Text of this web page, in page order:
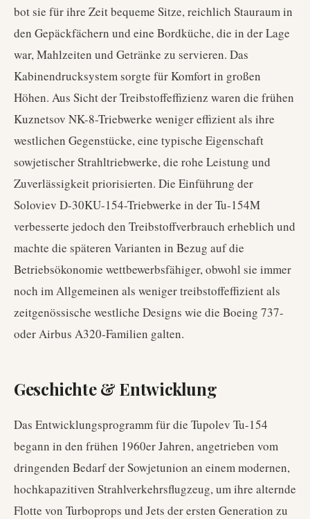
bot sie für ihre Zeit bequeme Sitze, reichlich Stauraum in
den Gepäckfächern und eine Bordküche, die in der Lage
war, Mahlzeiten und Getränke zu servieren. Das
Kabinendrucksystem sorgte für Komfort in großen
Höhen. Aus Sicht der Treibstoffeffizienz waren die frühen
Kuznetsov NK-8-Triebwerke weniger effizient als ihre
westlichen Gegenstücke, eine typische Eigenschaft
sowjetischer Strahltriebwerke, die rohe Leistung und
Zuverlässigkeit priorisierten. Die Einführung der
Soloviev D-30KU-154-Triebwerke in der Tu-154M
verbesserte jedoch den Treibstoffverbrauch erheblich und
machte die späteren Varianten in Bezug auf die
Betriebsökonomie wettbewerbsfähiger, obwohl sie immer
noch im Allgemeinen als weniger treibstoffeffizient als
zeitgenössische westliche Designs wie die Boeing 737-
oder Airbus A320-Familien galten.
Geschichte & Entwicklung
Das Entwicklungsprogramm für die Tupolev Tu-154
begann in den frühen 1960er Jahren, angetrieben vom
dringenden Bedarf der Sowjetunion an einem modernen,
hochkapazitiven Strahlverkehrsflugzeug, um ihre alternde
Flotte von Turboprops und Jets der ersten Generation zu